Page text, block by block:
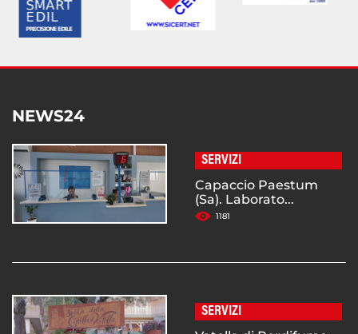
NEWS24
SERVIZI
Capaccio Paestum
(Sa). Laborato...
1181
SERVIZI